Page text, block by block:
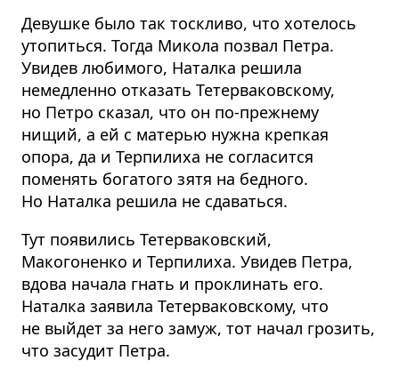
Девушке было так тоскливо, что хотелось
утопиться. Тогда Микола позвал Петра.
Увидев любимого, Наталка решила
немедленно отказать Тетерва­ковскому,
но Петро сказал, что он по-прежнему
нищий, а ей с матерью нужна крепкая
опора, да и Терпилиха не согласится
поменять богатого зятя на бедного.
Но Наталка решила не сдаваться.
Тут появились Тетерва­ковский,
Макогоненко и Терпилиха. Увидев Петра,
вдова начала гнать и проклинать его.
Наталка заявила Тетерва­ковскому, что
не выйдет за него замуж, тот начал грозить,
что засудит Петра.